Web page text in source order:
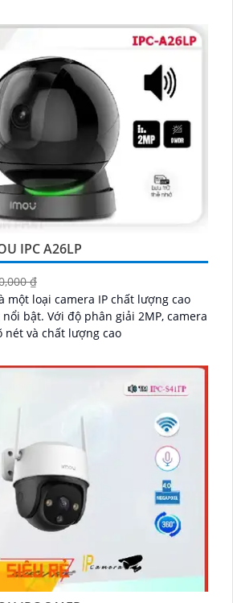
IPC A26LP
₫
một loại camera IP chất lượng cao
2MP, camera
nét và chất lượng cao